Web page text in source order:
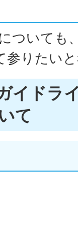
ついても
参りたい
イドラ
て